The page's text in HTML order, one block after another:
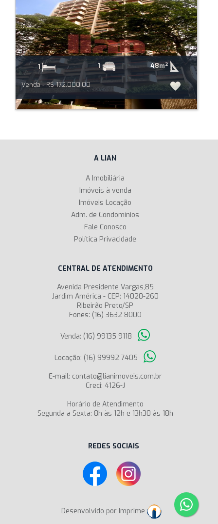
1 1 48m²
Venda - R$ 172.000,00
A LIAN
A Imobiliária
Imóveis à venda
Imóveis Locação
Adm. de Condomínios
Fale Conosco
Política Privacidade
CENTRAL DE ATENDIMENTO
Avenida Presidente Vargas,85
Jardim América - CEP: 14020-260
Ribeirão Preto/SP
Fones: (16) 3632 8000
Venda: (16) 99135 9118
Locação: (16) 99992 7405
E-mail: contato@lianimoveis.com.br
Creci: 4126-J
Horário de Atendimento
Segunda a Sexta: 8h às 12h e 13h30 às 18h
REDES SOCIAIS
Desenvolvido por Imprime